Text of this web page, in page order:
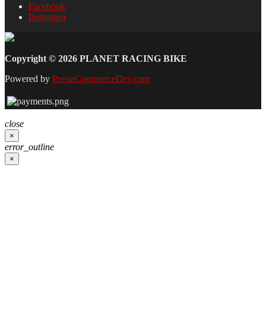
Facebook
Instagram
Copyright © 2026 PLANET RACING BIKE
Powered by PrestaCommerceDev.com
close
×
error_outline
×